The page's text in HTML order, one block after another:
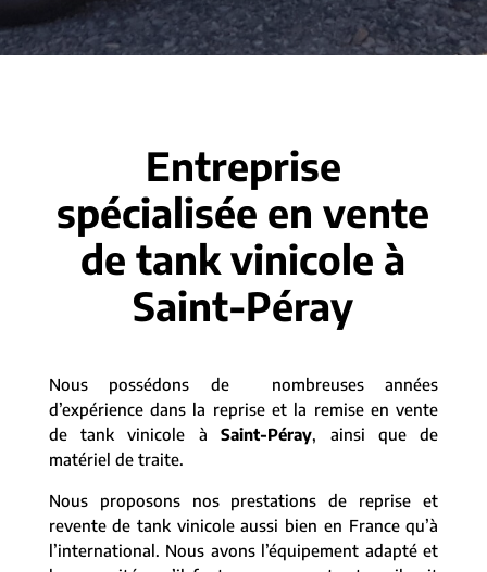
Entreprise
spécialisée en vente
de tank vinicole à
Saint-Péray
Nous possédons de nombreuses années
d’expérience dans la reprise et la remise en vente
de tank vinicole àSaint-Péray, ainsi que de
matériel de traite.
Nous proposons nos prestations de reprise et
revente de tank vinicole aussi bien en France qu’à
l’international. Nous avons l’équipement adapté et